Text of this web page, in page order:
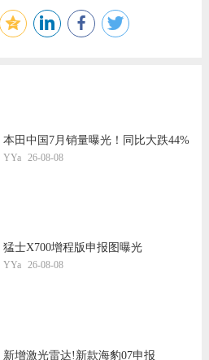
本田中国7月销量曝光！同比大跌44%
YYa 26-08-08
猛士X700增程版申报图曝光
YYa 26-08-08
新增激光雷达!新款海豹07申报